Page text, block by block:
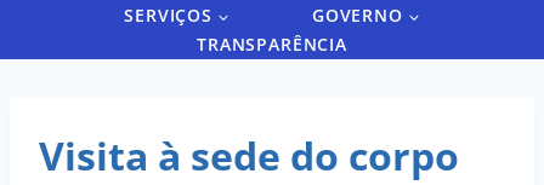
SERVIÇOS
GOVERNO
TRANSPARÊNCIA
Visita à sede do corpo